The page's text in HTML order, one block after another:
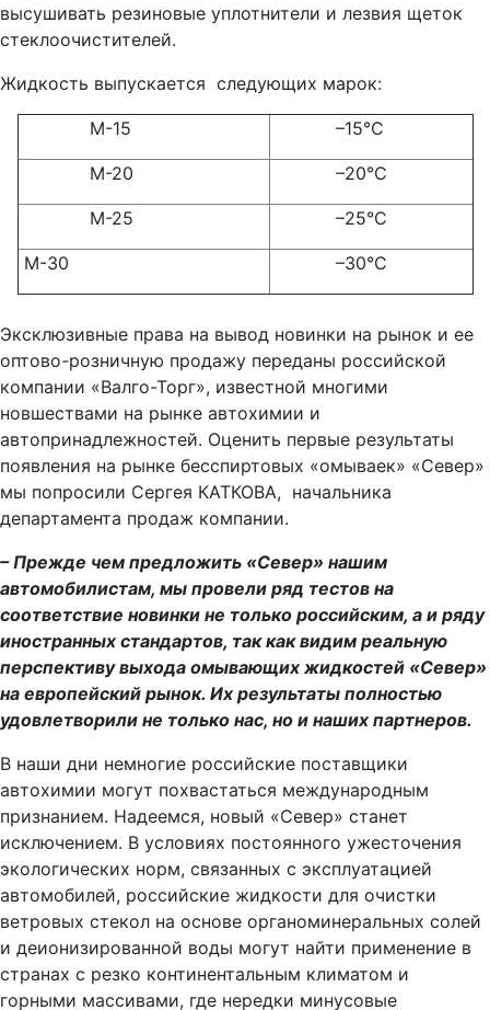
высушивать резиновые уплотнители и лезвия щеток
стеклоочистителей.
Жидкость выпускается следующих марок:
М-15 –15°С
М-20 –20°С
М-25 –25°С
М-30 –30°С
Эксклюзивные права на вывод новинки на рынок и ее
оптово-розничную продажу переданы российской
компании «Валго-Торг», известной многими
новшествами на рынке автохимии и
автопринадлежностей. Оценить первые результаты
появления на рынке бесспиртовых «омываек» «Север»
мы попросили Сергея КАТКОВА, начальника
департамента продаж компании.
– Прежде чем предложить «Север» нашим
автомобилистам, мы провели ряд тестов на
соответствие новинки не только российским, а и ряду
иностранных стандартов, так как видим реальную
перспективу выхода омывающих жидкостей «Север»
на европейский рынок. Их результаты полностью
удовлетворили не только нас, но и наших партнеров.
В наши дни немногие российские поставщики
автохимии могут похвастаться международным
признанием. Надеемся, новый «Север» станет
исключением. В условиях постоянного ужесточения
экологических норм, связанных с эксплуатацией
автомобилей, российские жидкости для очистки
ветровых стекол на основе органоминеральных солей
и деионизированной воды могут найти применение в
странах с резко континентальным климатом и
горными массивами, где нередки минусовые